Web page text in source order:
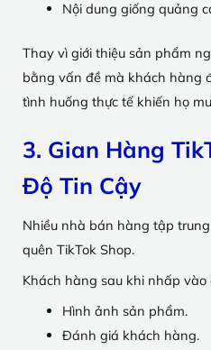
Nội dung giống quảng
Thay vì giới thiệu sản phẩm
bằng vấn đề mà khách hàng
tình huống thực tế khiến họ
3. Gian Hàng
Độ Tin Cậy
Nhiều nhà bán hàng tập
quên TikTok Shop.
Khách hàng sau khi nhấp
Hình ảnh sản phẩm.
Đánh giá khách hàng.